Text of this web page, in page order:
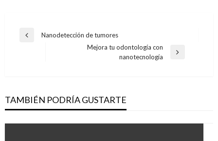
Navegación
Entrada
Nanodetección de tumores
Mejora tu odontología con
nanotecnología
TAMBIÉN PODRÍA GUSTARTE